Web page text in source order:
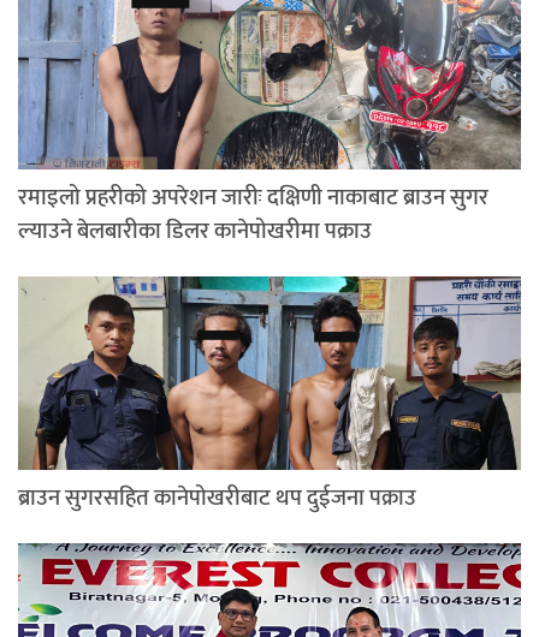
रमाइलो प्रहरीको अपरेशन जारीः दक्षिणी नाकाबाट ब्राउन सुगर
ल्याउने बेलबारीका डिलर कानेपोखरीमा पक्राउ
ब्राउन सुगरसहित कानेपोखरीबाट थप दुईजना पक्राउ